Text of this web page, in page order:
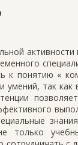
к понятию «
умений, так
только